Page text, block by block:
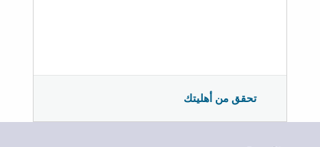
تحقق من أهليتك